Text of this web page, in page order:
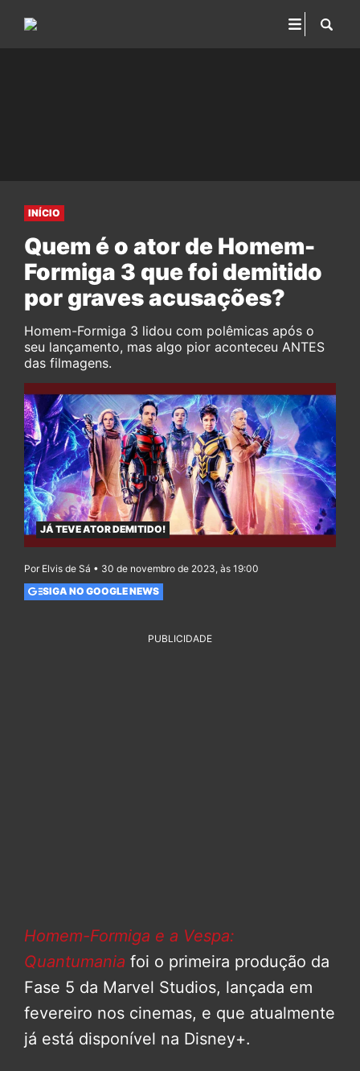
INÍCIO
Quem é o ator de Homem-
Formiga 3 que foi demitido
por graves acusações?
Homem-Formiga 3 lidou com polêmicas após o
seu lançamento, mas algo pior aconteceu ANTES
das filmagens.
JÁ TEVE ATOR DEMITIDO!
Por Elvis de Sá • 30 de novembro de 2023, às 19:00
SIGA NO GOOGLE NEWS
PUBLICIDADE
Homem-Formiga e a Vespa:
Quantumania foi o primeira produção da
Fase 5 da Marvel Studios, lançada em
fevereiro nos cinemas, e que atualmente
já está disponível na Disney+.